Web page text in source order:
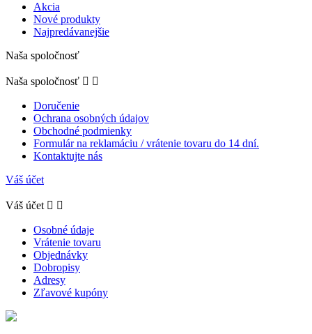
Akcia
Nové produkty
Najpredávanejšie
Naša spoločnosť
Naša spoločnosť  
Doručenie
Ochrana osobných údajov
Obchodné podmienky
Formulár na reklamáciu / vrátenie tovaru do 14 dní.
Kontaktujte nás
Váš účet
Váš účet  
Osobné údaje
Vrátenie tovaru
Objednávky
Dobropisy
Adresy
Zľavové kupóny